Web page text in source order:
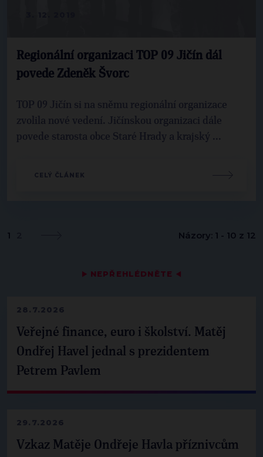
▶ NEPŘEHLÉDNĚTE ◀
28.7.2026
Veřejné finance, euro i školství. Matěj
Ondřej Havel jednal s prezidentem
Petrem Pavlem
29.7.2026
Vzkaz Matěje Ondřeje Havla příznivcům
Regionální organizaci TOP 09 Jičín dál
povede Zdeněk Švorc
TOP 09 Jičín si na sněmu regionální organizace
zvolila nové vedení. Jičínskou organizaci dále
povede starosta obce Staré Hrady a krajský ...
CELÝ ČLÁNEK
1 Názory: 1 - 10 z 12